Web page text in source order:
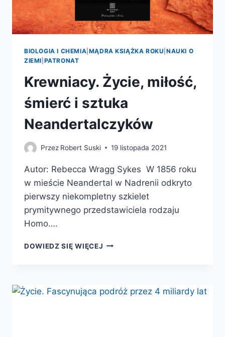
BIOLOGIA I CHEMIA MĄDRA KSIĄŻKA ROKU |NAUKI O
ZIEMI PATRONAT
Krewniacy. Życie, miłość,
śmierć i sztuka
Neandertalczyków
Przez Robert Suski 19 listopada 2021
Autor: Rebecca Wragg Sykes W 1856 roku
w mieście Neandertal w Nadrenii odkryto
pierwszy niekompletny szkielet
prymitywnego przedstawiciela rodzaju
Homo….
DOWIEDZ SIĘ WIĘCEJ KREWNIACY.
SZTUKA